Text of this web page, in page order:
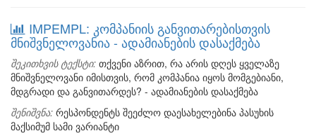
IMPEMPL: კომპანიის განვითარებისთვის
მნიშვნელოვანია - ადამიანების დასაქმება
შეკითხვის ტექსტი: თქვენი აზრით, რა არის დღეს ყველაზე
მნიშვნელოვანი იმისთვის, რომ კომპანია იყოს მომგებიანი,
მდგრადი და განვითარდეს? - ადამიანების დასაქმება
შენიშვნა: რესპონდენტს შეეძლო დაესახელებინა პასუხის
მაქსიმუმ სამი ვარიანტი